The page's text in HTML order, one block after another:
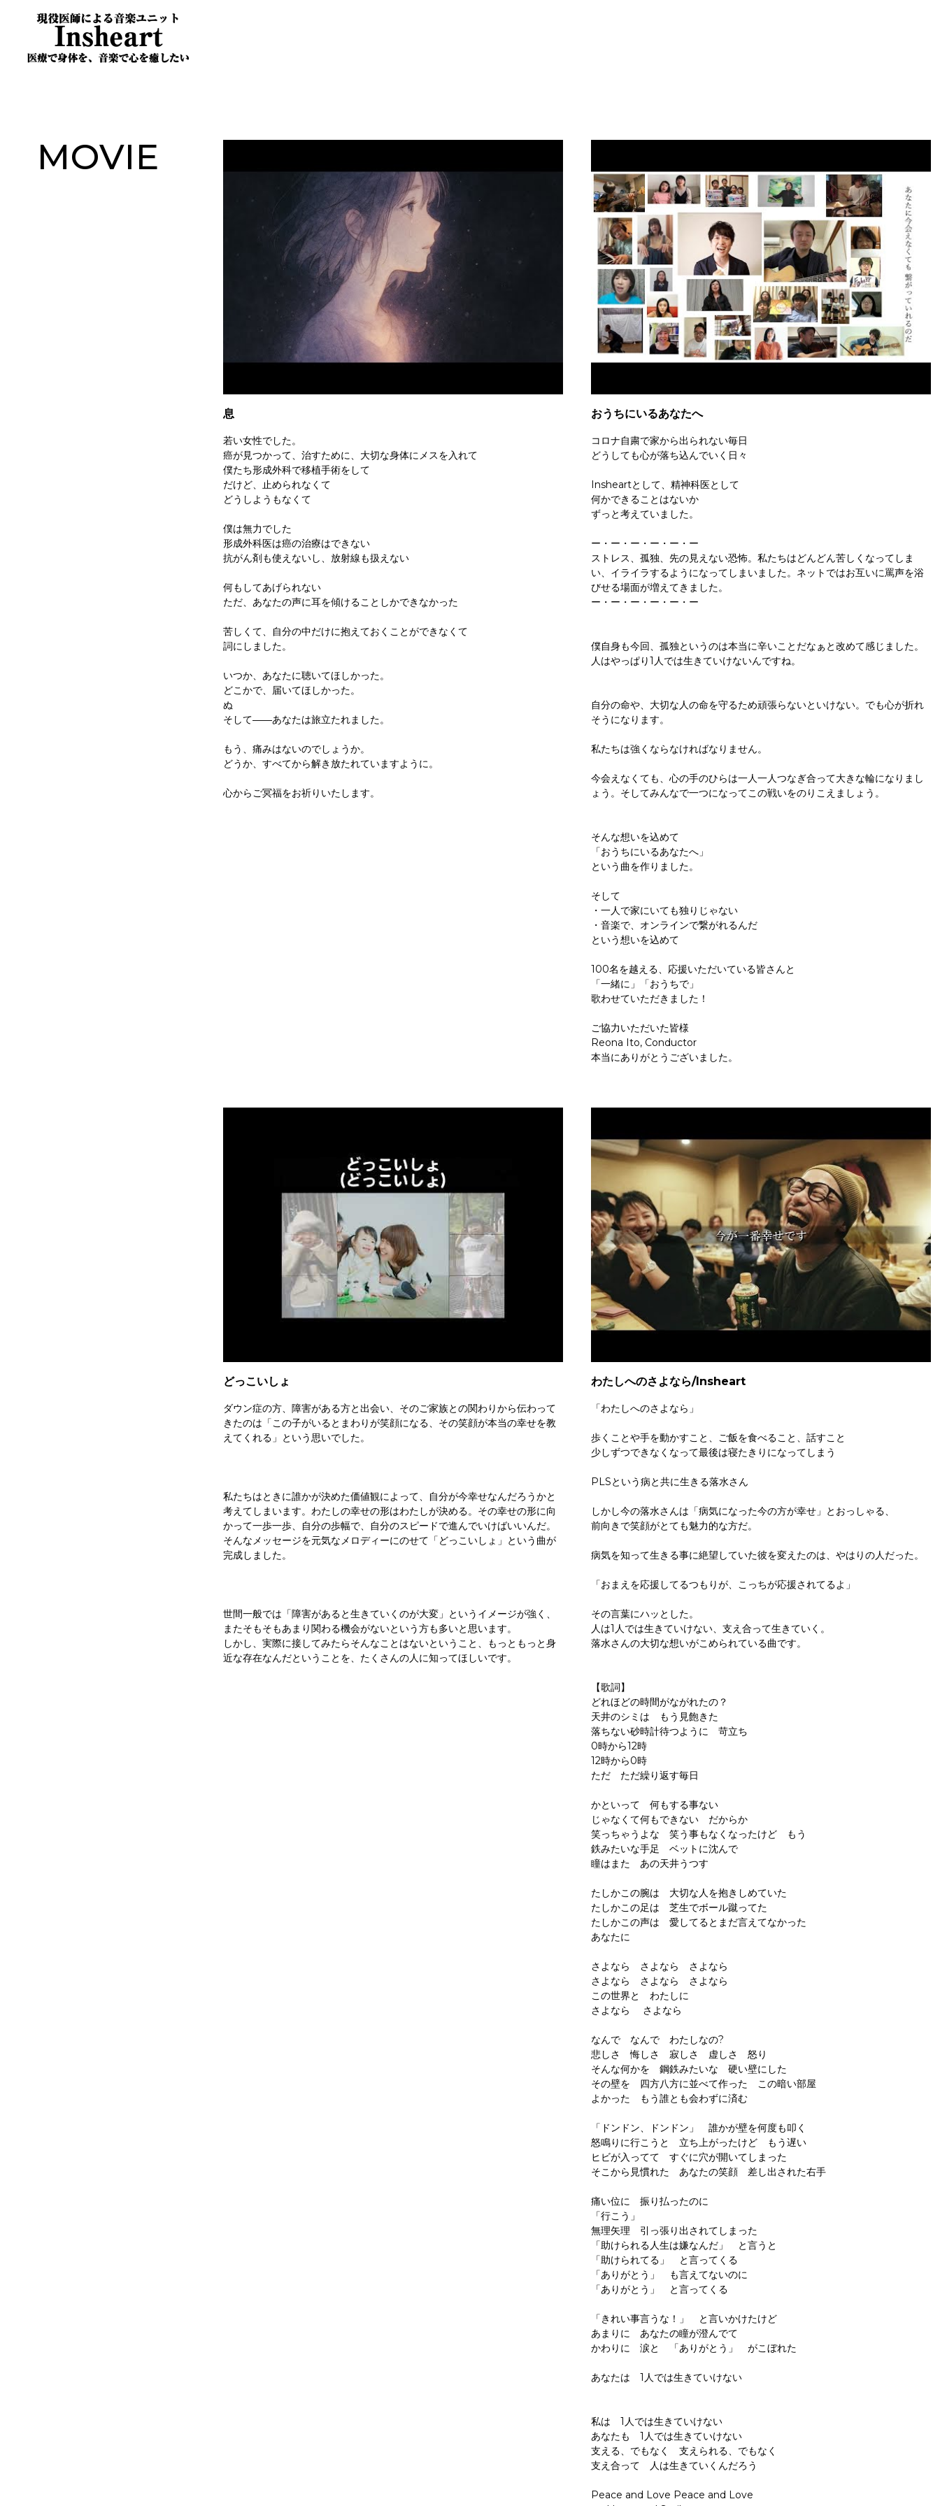
MOVIE
息
若い女性でした。
癌が見つかって、治すために、大切な身体にメスを入れて
僕たち形成外科で移植手術をして
だけど、止められなくて
どうしようもなくて
僕は無力でした
形成外科医は癌の治療はできない
抗がん剤も使えないし、放射線も扱えない
何もしてあげられない
ただ、あなたの声に耳を傾けることしかできなかった
苦しくて、自分の中だけに抱えておくことができなくて
詞にしました。
いつか、あなたに聴いてほしかった。
どこかで、届いてほしかった。
ぬ
そして――あなたは旅立たれました。
もう、痛みはないのでしょうか。
どうか、すべてから解き放たれていますように。
心からご冥福をお祈りいたします。
おうちにいるあなたへ
コロナ自粛で家から出られない毎日
どうしても心が落ち込んでいく日々
Insheartとして、精神科医として
何かできることはないか
ずっと考えていました。
ー・ー・ー・ー・ー・ー
ストレス、孤独、先の見えない恐怖。私たちはどんどん苦しくなってしま
い、イライラするようになってしまいました。ネットではお互いに罵声を浴
びせる場面が増えてきました。
ー・ー・ー・ー・ー・ー
僕自身も今回、孤独というのは本当に辛いことだなぁと改めて感じました。
人はやっぱり1人では生きていけないんですね。
自分の命や、大切な人の命を守るため頑張らないといけない。でも心が折れ
そうになります。
私たちは強くならなければなりません。
今会えなくても、心の手のひらは一人一人つなぎ合って大きな輪になりまし
ょう。そしてみんなで一つになってこの戦いをのりこえましょう。
そんな想いを込めて
「おうちにいるあなたへ」
という曲を作りました。
そして
・一人で家にいても独りじゃない
・音楽で、オンラインで繋がれるんだ
という想いを込めて
100名を越える、応援いただいている皆さんと
「一緒に」「おうちで」
歌わせていただきました！
ご協力いただいた皆様
Reona Ito, Conductor
本当にありがとうございました。
どっこいしょ
ダウン症の方、障害がある方と出会い、そのご家族との関わりから伝わって
きたのは「この子がいるとまわりが笑顔になる、その笑顔が本当の幸せを教
えてくれる」という思いでした。
私たちはときに誰かが決めた価値観によって、自分が今幸せなんだろうかと
考えてしまいます。わたしの幸せの形はわたしが決める。その幸せの形に向
かって一歩一歩、自分の歩幅で、自分のスピードで進んでいけばいいんだ。
そんなメッセージを元気なメロディーにのせて「どっこいしょ」という曲が
完成しました。
世間一般では「障害があると生きていくのが大変」というイメージが強く、
またそもそもあまり関わる機会がないという方も多いと思います。
しかし、実際に接してみたらそんなことはないということ、もっともっと身
近な存在なんだということを、たくさんの人に知ってほしいです。
わたしへのさよなら/Insheart
「わたしへのさよなら」
歩くことや手を動かすこと、ご飯を食べること、話すこと
少しずつできなくなって最後は寝たきりになってしまう
PLSという病と共に生きる落水さん
しかし今の落水さんは「病気になった今の方が幸せ」とおっしゃる、
前向きで笑顔がとても魅力的な方だ。
病気を知って生きる事に絶望していた彼を変えたのは、やはりの人だった。
「おまえを応援してるつもりが、こっちが応援されてるよ」
その言葉にハッとした。
人は1人では生きていけない、支え合って生きていく。
落水さんの大切な想いがこめられている曲です。
【歌詞】
どれほどの時間がながれたの？
天井のシミは もう見飽きた
落ちない砂時計待つように 苛立ち
0時から12時
12時から0時
ただ ただ繰り返す毎日
かといって 何もする事ない
じゃなくて何もできない だからか
笑っちゃうよな 笑う事もなくなったけど もう
鉄みたいな手足 ベットに沈んで
瞳はまた あの天井うつす
たしかこの腕は 大切な人を抱きしめていた
たしかこの足は 芝生でボール蹴ってた
たしかこの声は 愛してるとまだ言えてなかった
あなたに
さよなら さよなら さよなら
さよなら さよなら さよなら
この世界と わたしに
さよなら さよなら
なんで なんで わたしなの?
悲しさ 悔しさ 寂しさ 虚しさ 怒り
そんな何かを 鋼鉄みたいな 硬い壁にした
その壁を 四方八方に並べて作った この暗い部屋
よかった もう誰とも会わずに済む
「ドンドン、ドンドン」 誰かが壁を何度も叩く
怒鳴りに行こうと 立ち上がったけど もう遅い
ヒビが入ってて すぐに穴が開いてしまった
そこから見慣れた あなたの笑顔 差し出された右手
痛い位に 振り払ったのに
「行こう」
無理矢理 引っ張り出されてしまった
「助けられる人生は嫌なんだ」 と言うと
「助けられてる」 と言ってくる
「ありがとう」 も言えてないのに
「ありがとう」 と言ってくる
「きれい事言うな！」 と言いかけたけど
あまりに あなたの瞳が澄んでて
かわりに 涙と 「ありがとう」 がこぼれた
あなたは 1人では生きていけない
私は 1人では生きていけない
あなたも 1人では生きていけない
支える、でもなく 支えられる、でもなく
支え合って 人は生きていくんだろう
Peace and Love Peace and Love